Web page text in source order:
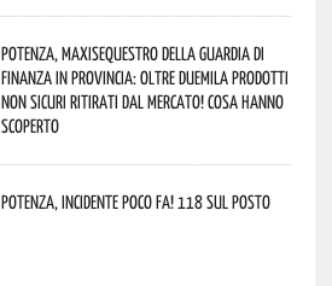
Potenza, maxisequestro della Guardia di
Finanza in provincia: oltre duemila prodotti
non sicuri ritirati dal mercato! Cosa hanno
scoperto
Potenza, incidente poco fa! 118 sul posto